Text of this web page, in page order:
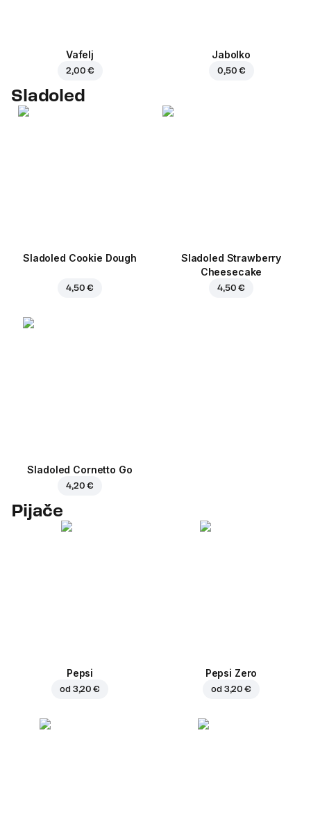
Vafelj
2,00 €
Jabolko
0,50 €
Sladoled
Sladoled Cookie Dough
4,50 €
Sladoled Strawberry
Cheesecake
4,50 €
Sladoled Cornetto Go
4,20 €
Pijače
Pepsi
od 3,20 €
Pepsi Zero
od 3,20 €